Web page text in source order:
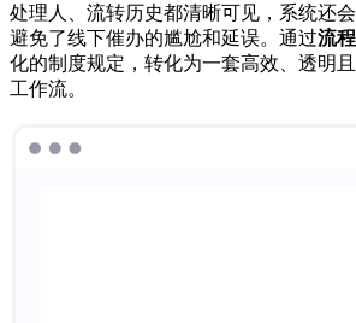
处理人、流转历史都清晰可见，系统还
避免了线下催办的尴尬和延误。通过流
化的制度规定，转化为一套高效、透明
工作流。